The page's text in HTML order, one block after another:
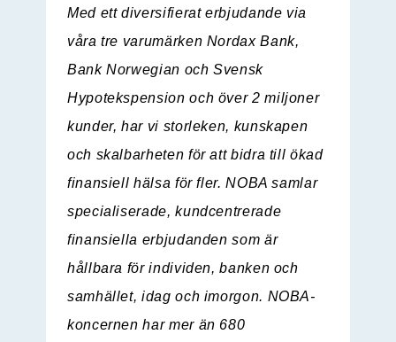
Med ett diversifierat erbjudande via
våra tre varumärken Nordax Bank,
Bank Norwegian och Svensk
Hypotekspension och över 2 miljoner
kunder, har vi storleken, kunskapen
och skalbarheten för att bidra till ökad
finansiell hälsa för fler. NOBA samlar
specialiserade, kundcentrerade
finansiella erbjudanden som är
hållbara för individen, banken och
samhället, idag och imorgon. NOBA-
koncernen har mer än 680